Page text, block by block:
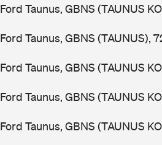
Ford Taunus, GBNS (TAUNUS
Ford Taunus, GBNS (TAUNUS),
Ford Taunus, GBNS (TAUNUS
Ford Taunus, GBNS (TAUNUS
Ford Taunus, GBNS (TAUNUS